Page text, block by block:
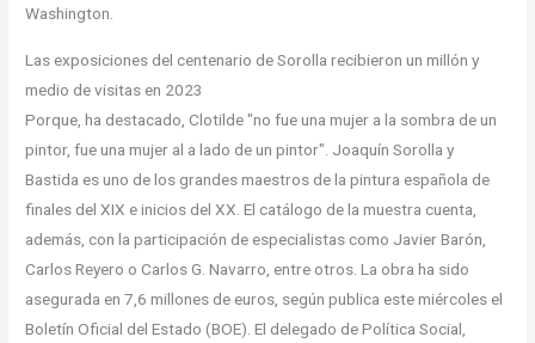
Washington.
Las exposiciones del centenario de Sorolla recibieron un millón y
medio de visitas en 2023
Porque, ha destacado, Clotilde "no fue una mujer a la sombra de un
pintor, fue una mujer al a lado de un pintor". Joaquín Sorolla y
Bastida es uno de los grandes maestros de la pintura española de
finales del XIX e inicios del XX. El catálogo de la muestra cuenta,
además, con la participación de especialistas como Javier Barón,
Carlos Reyero o Carlos G. Navarro, entre otros. La obra ha sido
asegurada en 7,6 millones de euros, según publica este miércoles el
Boletín Oficial del Estado (BOE). El delegado de Política Social,